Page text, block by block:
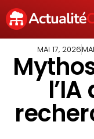
MAI 17, 2026